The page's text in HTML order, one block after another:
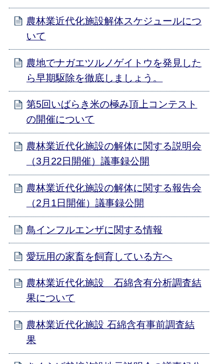
農林業近代化施設解体スケジュールにつ
いて
農地でナガエツルノゲイトウを発見した
ら早期駆除を徹底しましょう。
第5回いばらき米の極み頂上コンテスト
の開催について
農林業近代化施設の解体に関する説明会
（3月22日開催）議事録公開
農林業近代化施設の解体に関する報告会
（2月1日開催）議事録公開
鳥インフルエンザに関する情報
愛玩用の家畜を飼育している方へ
農林業近代化施設 石綿含有分析調査結
果について
農林業近代化施設 石綿含有事前調査結
果